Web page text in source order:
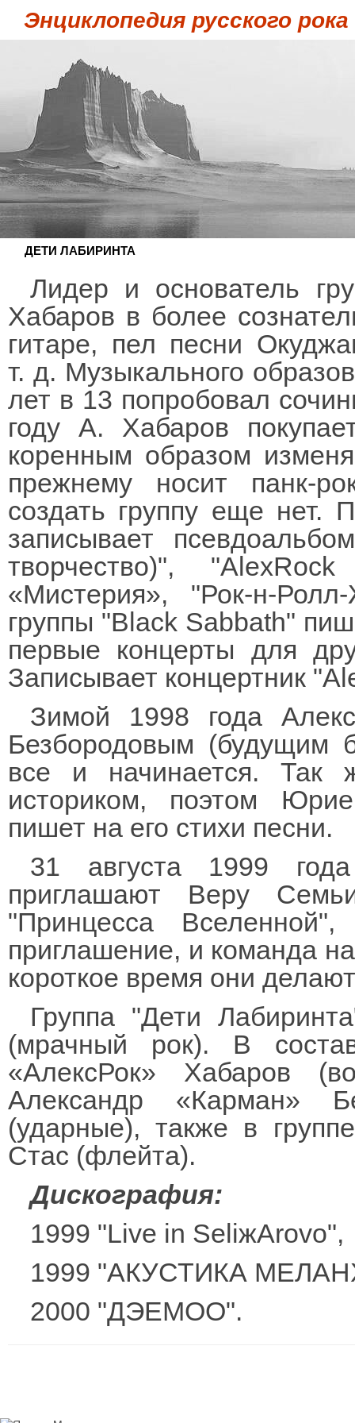
Энциклопедия русского рока
ДЕТИ ЛАБИРИНТА
Лидер и основатель
Хабаров в более
гитаре, пел песни
т. д. Музыкального
лет в 13 попробовал
году А. Хабаров
коренным образом
прежнему носит панк-
создать группу еще нет.
записывает
творчество)",
«Мистерия», "Рок-н-
группы "Black Sabbath"
первые концерты для
Записывает концертник
Зимой 1998 года
Безбородовым (будущим
все и начинается. Так
историком, поэтом
пишет на его стихи песни.
31 августа 1999
приглашают Веру
"Принцесса
приглашение, и команда
короткое время они
Группа "Дети
(мрачный рок). В
«АлексРок» Хабаров
Александр «Карман»
(ударные), также в
Стас (флейта).
Дискография:
1999 "Live in SeliжArovo",
1999 "АКУСТИКА
2000 "ДЭЕМОО".